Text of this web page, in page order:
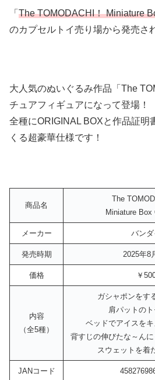
「 The TOMODACHI！ Miniature
のカプセルトイ売り場から発売さ
大人気のぬいぐるみ作品「The
チュアフィギュアになって登場！
全種にORIGINAL BOXと作品証明
くる超豪華仕様です！
商品名
The
Miniature
メーカー バンダ
発売時期 2025年8
価格 ￥
内容
（全5種）
ガシャポンをす
肩パットのト
ベッドでアイスをキ
背すじの伸びたな～ん
スウェットを着
JANコード